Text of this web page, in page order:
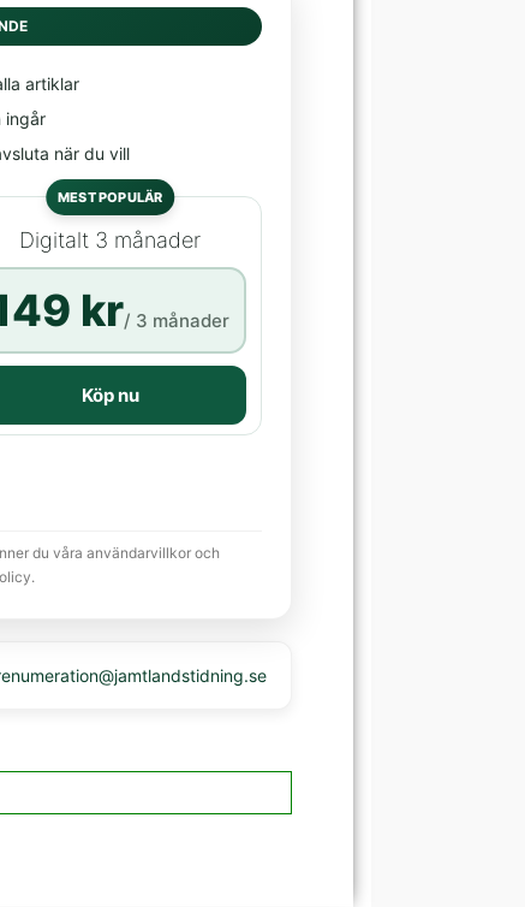
artiklar
ingår
när du vill
MEST POPULÄR
Digitalt 3 månader
kr/ 3 månader
Köp nu
du våra användarvillkor och